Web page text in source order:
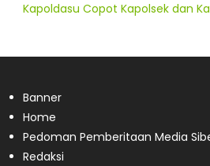
Kapoldasu Copot Kapolsek dan
Banner
Home
Pedoman Pemberitaan Media
Redaksi